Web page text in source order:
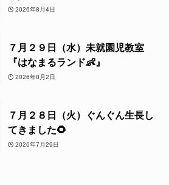
2026年8月4日
７月２９日（水）未就園児教室
『はなまるランド👶』
2026年8月2日
７月２８日（火）ぐんぐん生長し
てきました🌻
2026年7月29日